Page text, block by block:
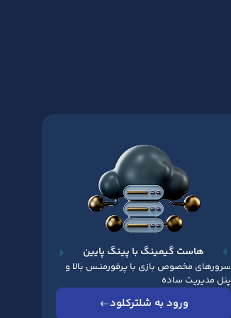
هاست گیمینگ با پینگ پایین
سرورهای مخصوص بازی با پرفورمنـس بالا و
پنل مدیریت ساده
ورود به شلترکلود